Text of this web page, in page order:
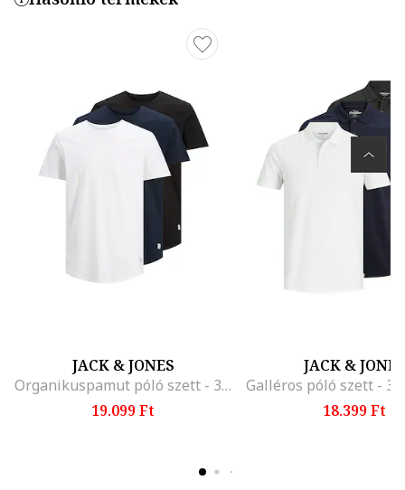
JACK & JONES
Organikuspamut póló szett - 3 db, Fehér/Fekete/Sötétkék
19.099 Ft
JACK & JONES
18.399 Ft